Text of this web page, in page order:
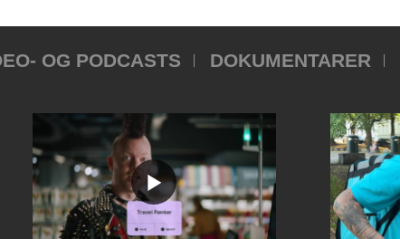
OG PODCASTS DOKUMENTARER